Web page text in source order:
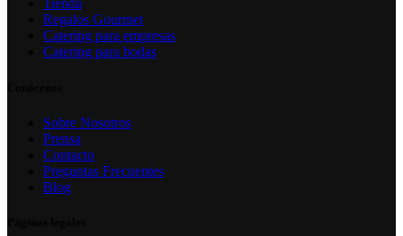
Tienda
Regalos Gourmet
Catering para empresas
Catering para bodas
Sobre Nosotros
Prensa
Contacto
Preguntas Frecuentes
Blog